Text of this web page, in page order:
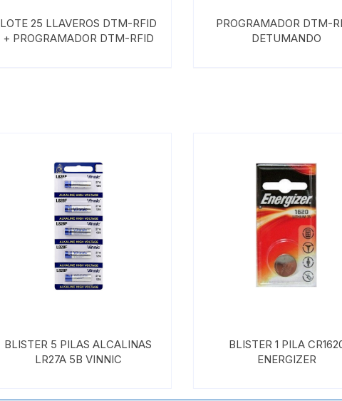
LOTE 25 LLAVEROS DTM-RFID
+ PROGRAMADOR DTM-RFID
PROGRAMADOR DTM-
DETUMANDO
BLISTER 5 PILAS ALCALINAS
LR27A 5B VINNIC
BLISTER 1 PILA
ENERGIZER